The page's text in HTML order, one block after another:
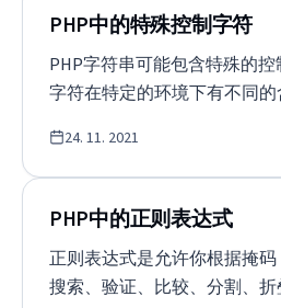
它们。 例如，当计算机处理
它首先将其分解成许多小部分
具有各自的意义。这些部分被
牌&quot;，它们代表了语言
体的构建块。 解析和标记字符
段，源字符串被逐个字符读
表达式搜索个别标记…
PHP中的特殊控制字符
PHP字符串可能包含特殊的
字符在特定的环境下有不同
直觉上熟悉。有些是为特殊用
些是为键盘字符保留的，比
字符 特殊字符要写在双引号中
常简单。 $message =
&quot;Hello/nworld.&quot;;
Hello和world之间有一个换行
24. 11. 2021
PHP中的正则表达式
正则表达式是允许你根据掩
搜索、验证、比较、分割、